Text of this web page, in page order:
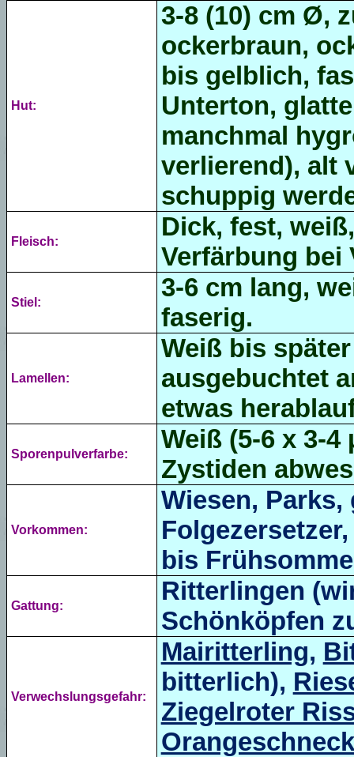
Hut:
3-8 (10) cm Ø,
ockerbraun,
bis gelblich,
Unterton,
manchmal
verlierend), alt
schuppig
Fleisch:
Dick, fest,
Verfärbung bei
Stiel:
3-6 cm lang,
faserig.
Lamellen:
Weiß bis
ausgebuchtet
etwas
Sporenpulverfarbe:
Weiß (5-6 x 3-
Zystiden
Vorkommen:
Wiesen,
bis
Gattung:
Ritterlingen
Schönköpfen
Verwechslungsgefahr:
Mairitterling,
bitterlich),
Ziegelroter